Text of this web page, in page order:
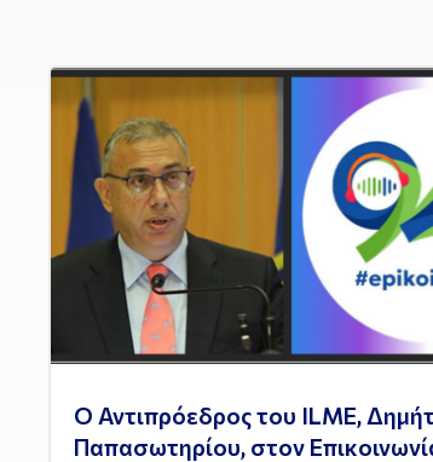
Ο Αντιπρόεδρος του ILME,
Παπασωτηρίου, στον